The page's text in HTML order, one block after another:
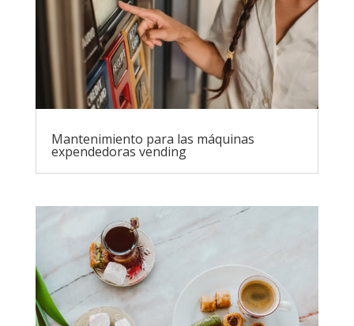
Mantenimiento para las máquinas
expendedoras vending